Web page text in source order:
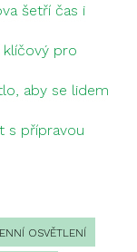
šetří čas i
pro
aby se lidem
s přípravou
OSVĚTLENÍ